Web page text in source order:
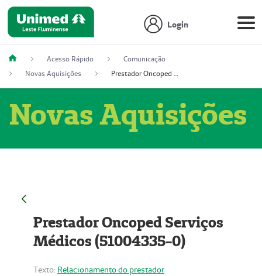
Login
Acesso Rápido
Comunicação
Novas Aquisições
Prestador Oncoped Serviços Médicos (51004335-0)
Novas Aquisições
Prestador Oncoped Serviços
Médicos (51004335-0)
Texto: Relacionamento do prestador